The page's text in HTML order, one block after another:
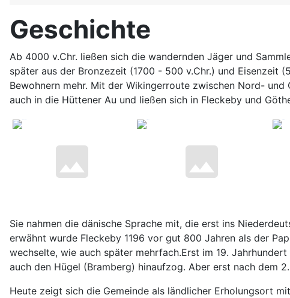
Geschichte
Ab 4000 v.Chr. ließen sich die wandernden Jäger und
später aus der Bronzezeit (1700 - 500 v.Chr.) und Eisenzeit
Bewohnern mehr. Mit der Wikingerroute zwischen Nord-
auch in die Hüttener Au und ließen sich in Fleckeby und
Sie nahmen die dänische Sprache mit, die erst ins
erwähnt wurde Fleckeby 1196 vor gut 800 Jahren als der
wechselte, wie auch später mehrfach.Erst im 19.
auch den Hügel (Bramberg) hinaufzog. Aber erst nach dem
Heute zeigt sich die Gemeinde als ländlicher Erholungsort